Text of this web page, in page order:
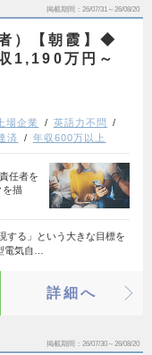
掲載期間 26/07/31～26/08/20
）【朝霞】◆
1,190万円～
上場企業
英語力不問
済 年収600万以上
任者を
を描
する」という大きな目標を
電気自…
詳細へ
掲載期間 26/07/30～26/08/20